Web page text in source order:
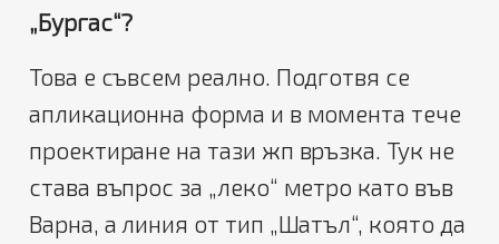
„Бургас“?
Това е съвсем реално. Подготвя се
апликационна форма и в момента тече
проектиране на тази жп връзка. Тук не
става въпрос за „леко“ метро като във
Варна, а линия от тип „Шатъл“, която да